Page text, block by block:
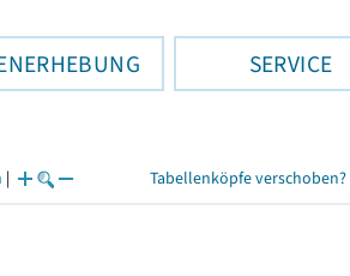
SERVICE
| Tabellenköpfe verschoben?